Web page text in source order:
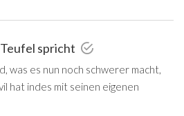
spricht
was es nun noch schwerer macht,
hat indes mit seinen eigenen